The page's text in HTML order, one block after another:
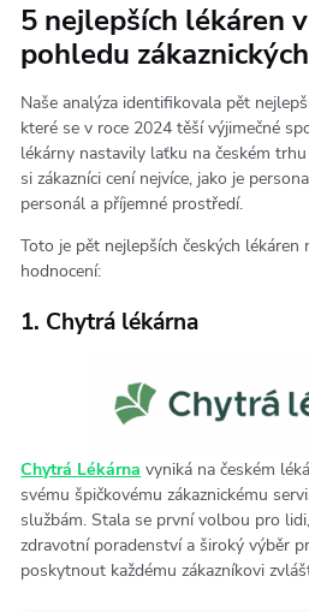
5 nejlepších lékáren
pohledu
Naše analýza identifikovala pět
které se v roce 2024 těší výjimečné
lékárny nastavily laťku na českém
si zákazníci cení nejvíce, jako je
personál a příjemné prostředí.
Toto je pět nejlepších českých lékáren
hodnocení:
1. Chytrá lékárna
Chytrá Lékárna vyniká na českém
svému špičkovému zákaznickému
službám. Stala se první volbou pro
zdravotní poradenství a široký výběr
poskytnout každému zákazníkovi